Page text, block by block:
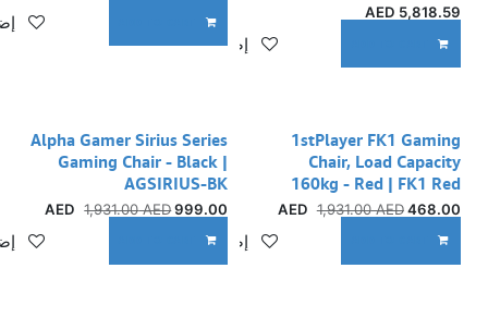
5,818.59
إضافة إلى قائمة الأمنيات
1stPlayer FK1 Gaming
Chair, Load Capacity
160kg - Red | FK1 Red
468.00
AED
1,931.00AED
إضافة إلى قائمة الأمنيات
Alpha Gamer Sirius Series
Gaming Chair - Black |
AGSIRIUS-BK
999.00
AED
1,931.00AED